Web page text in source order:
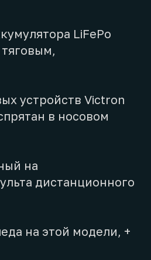
LiFePo
устройств Victron
в носовом
на
дистанционного
на этой модели, +